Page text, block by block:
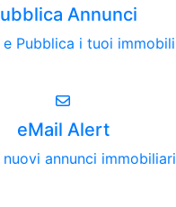
Annunci
Pubblica i tuoi immobili
eMail Alert
nuovi annunci immobiliari